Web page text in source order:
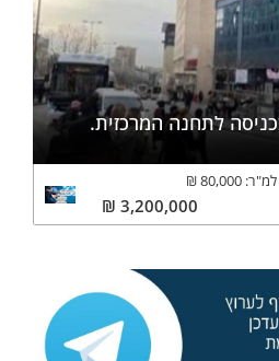
לתחנה המרכזית.
80,000
₪
3,200,000
₪